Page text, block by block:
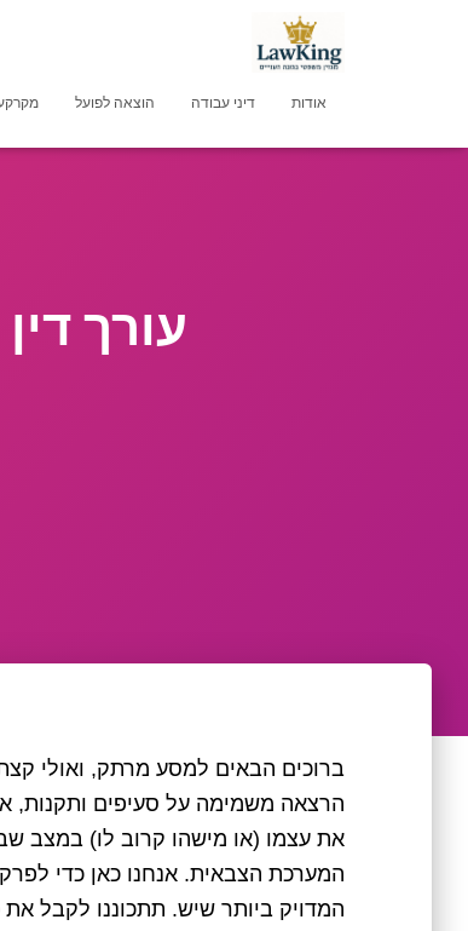
אודות דיני עבודה הוצאה לפועל
עורך
ברוכים הבאים למסע מרתק, ואולי
הרצאה משמימה על סעיפים ותקנות,
את עצמו (או מישהו קרוב לו) במצב
המערכת הצבאית. אנחנו כאן כדי
המדויק ביותר שיש. תתכוננו לקבל